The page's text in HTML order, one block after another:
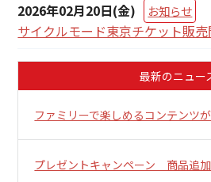
2026年02月20日(金) お知らせ
サイクルモード東京チケット販売
最新のニュー
ファミリーで楽しめるコンテンツ
プレゼントキャンペーン 商品追加